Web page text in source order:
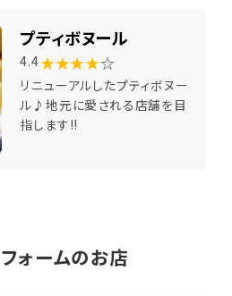
プティボヌール
4.4★★★★☆
リニューアルしたプティボヌー
ル♪地元に愛される店舗を目
指します!!
ォームのお店